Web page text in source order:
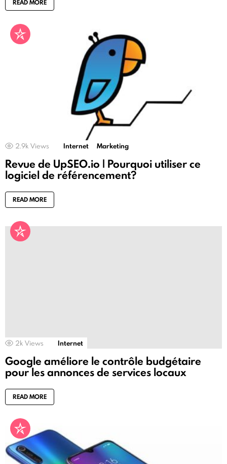
READ MORE
2.9k Views Internet Marketing
Revue de UpSEO.io | Pourquoi utiliser ce
logiciel de référencement?
READ MORE
2k Views Internet
Google améliore le contrôle budgétaire
pour les annonces de services locaux
READ MORE